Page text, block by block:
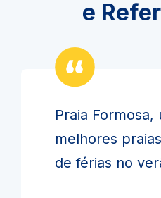
e
Praia Formosa,
melhores
de férias no